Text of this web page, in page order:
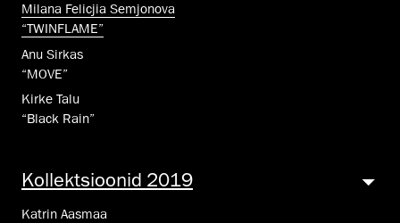
Milana Felicjia Semjonova
“TWINFLAME”
Anu Sirkas
“MOVE”
Kirke Talu
“Black Rain”
Kollekt­sioo­nid 2019
Katrin Aasmaa